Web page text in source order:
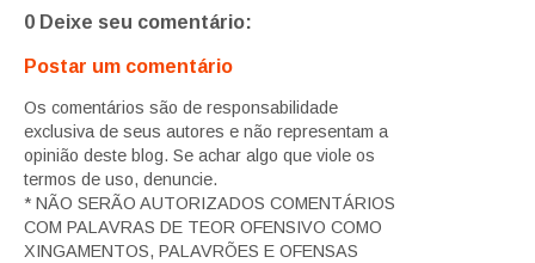
0 Deixe seu comentário:
Postar um comentário
Os comentários são de responsabilidade
exclusiva de seus autores e não representam a
opinião deste blog. Se achar algo que viole os
termos de uso, denuncie.
* NÃO SERÃO AUTORIZADOS COMENTÁRIOS
COM PALAVRAS DE TEOR OFENSIVO COMO
XINGAMENTOS, PALAVRÕES E OFENSAS